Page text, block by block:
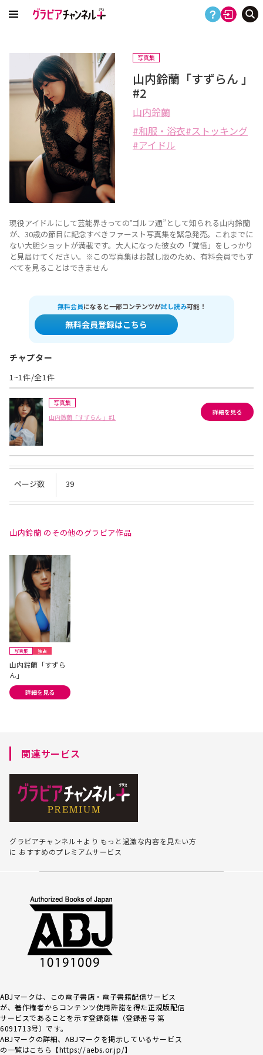
写真集
山内鈴蘭「すずらん 」
#2
山内鈴蘭
和服・浴衣 ストッキング
アイドル
現役アイドルにして芸能界きっての‟ゴルフ通”として知られる山内鈴蘭
が、30歳の節目に記念すべきファースト写真集を緊急発売。これまでに
ない大胆ショットが満載です。大人になった彼女の「覚悟」をしっかり
と見届けてください。※この写真集はお試し版のため、有料会員でもす
べてを見ることはできません
無料会員になると一部コンテンツが試し読み可能！
無料会員登録はこちら
チャプター
1~1件/全1件
写真集
山内鈴蘭「すずらん 」#1
詳細を見る
ページ数 39
山内鈴蘭 のその他のグラビア作品
写真集 独占
山内鈴蘭「すずら
ん」
詳細を見る
関連サービス
グラビアチャンネル＋より もっと過激な内容を見たい方
に おすすめのプレミアムサービス
ABJマークは、この電子書店・電子書籍配信サービス
が、著作権者からコンテンツ使用許諾を得た正規版配信
サービスであるこ とを示す登録商標（登録番号 第
6091713号）です。
ABJマークの詳細、ABJマークを掲示しているサービス
の一覧はこちら【https://aebs.or.jp/】